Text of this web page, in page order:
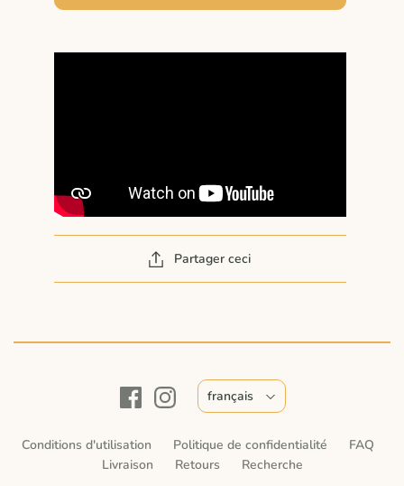
Partager ceci
Conditions d'utilisation Politique de confidentialité
FAQ
Livraison
Retours Recherche
français